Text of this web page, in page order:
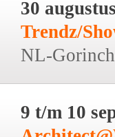
30
Trendz/
NL-
9 t/m 10